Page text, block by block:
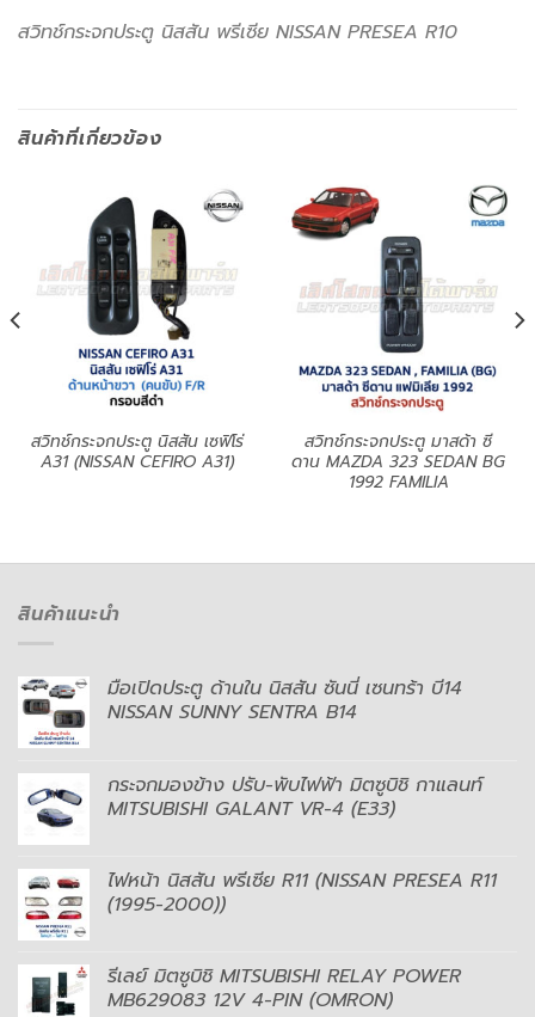
สวิทช์กระจกประตู นิสสัน พรีเซีย NISSAN PRESEA R10
สินค้าที่เกี่ยวข้อง
สวิทช์กระจกประตู นิสสัน เซฟิโร่
A31 (NISSAN CEFIRO A31)
สวิทช์กระจกประตู มาสด้า ซี
ดาน MAZDA 323 SEDAN BG
1992 FAMILIA
สินค้าแนะนำ
มือเปิดประตู ด้านใน นิสสัน ซันนี่ เซนทร้า บี14
NISSAN SUNNY SENTRA B14
กระจกมองข้าง ปรับ-พับไฟฟ้า มิตซูบิชิ กาแลนท์
MITSUBISHI GALANT VR-4 (E33)
ไฟหน้า นิสสัน พรีเซีย R11 (NISSAN PRESEA R11
(1995-2000))
รีเลย์ มิตซูบิชิ MITSUBISHI RELAY POWER
MB629083 12V 4-PIN (OMRON)